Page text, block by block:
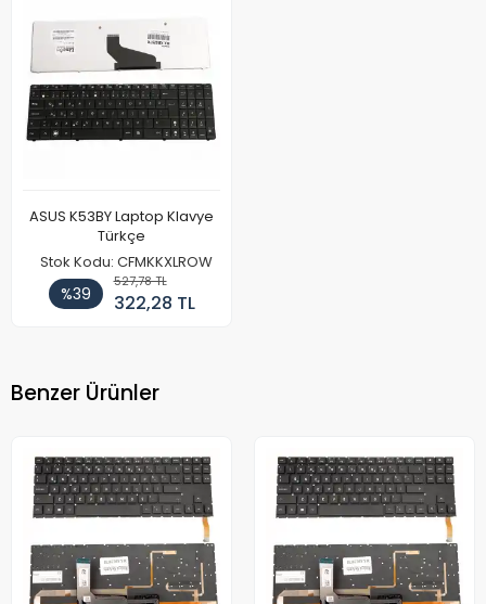
ASUS K53BY Laptop Klavye
Türkçe
Stok Kodu: CFMKKXLROW
%39
527,78 TL
322,28 TL
Benzer Ürünler